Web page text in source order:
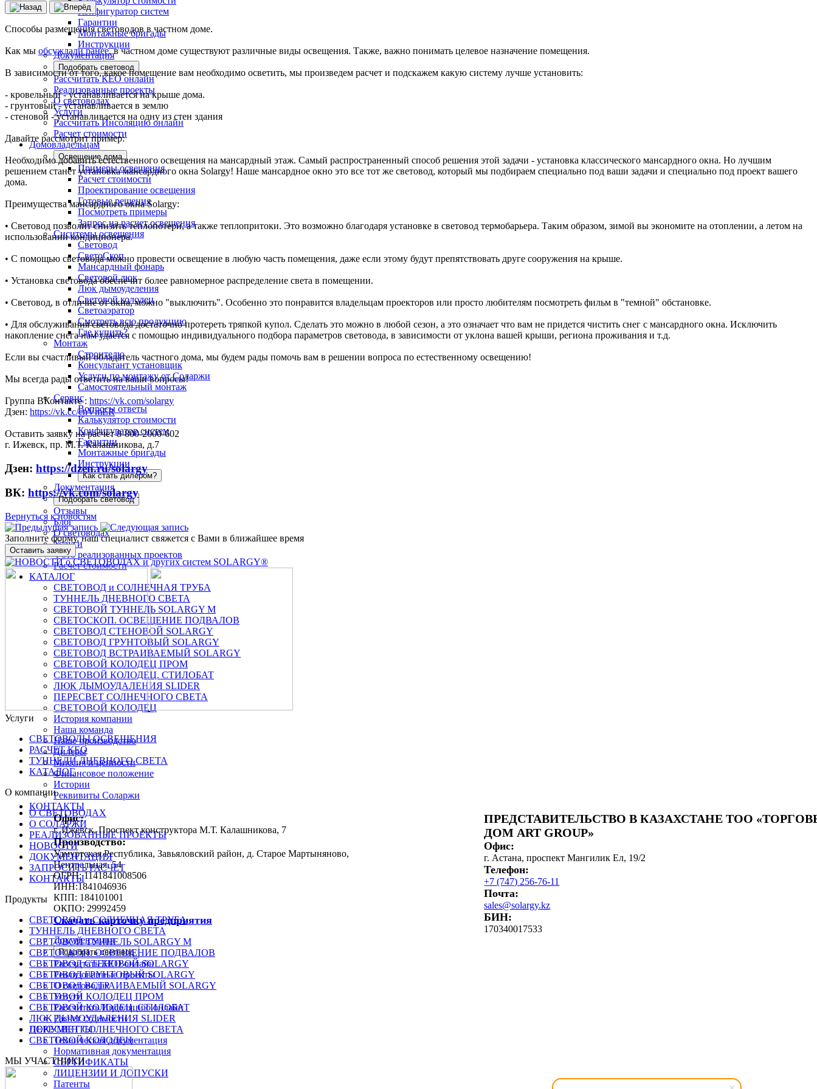
Конфигуратор систем
Гарантии
Монтажные бригады
Инструкции
Документация
Подобрать световод
Рассчитать КЕО онлайн
Реализованные проекты
О световодах
Услуги
Рассчитать Инсоляцию онлайн
Расчет стоимости
Домовладельцам
Освещение дома
Примеры освещения
Расчет стоимости
Проектирование освещения
Готовые решения
Посмотреть примеры
Запрос на расчет освещения
Сиситемы освещения
Световод
СветоСкоп
Мансардный фонарь
Световой люк
Люк дымоуделения
Световой колодец
Светоаэратор
Смотреть всю продукцию
Где купить?
Монтаж
Строителю
Консультант установщик
Услуги по монтажу от Соларжи
Самостоятельный монтаж
Сервис
Вопросы ответы
Калькулятор стоимости
Конфигуратор систем
Гарантии
Монтажные бригады
Инструкции
Как стать дилером?
Документация
Подобрать световод
Отзывы
Блог
О световодах
Услуги
Фото реализованных проектов
Расчет стоимости
КАТАЛОГ
СВЕТОВОД и СОЛНЕЧНАЯ ТРУБА
ТУННЕЛЬ ДНЕВНОГО СВЕТА
СВЕТОВОЙ ТУННЕЛЬ SOLARGY М
СВЕТОСКОП. ОСВЕЩЕНИЕ ПОДВАЛОВ
СВЕТОВОД СТЕНОВОЙ SOLARGY
СВЕТОВОД ГРУНТОВЫЙ SOLARGY
СВЕТОВОД ВСТРАИВАЕМЫЙ SOLARGY
СВЕТОВОЙ КОЛОДЕЦ ПРОМ
СВЕТОВОЙ КОЛОДЕЦ. СТИЛОБАТ
ЛЮК ДЫМОУДАЛЕНИЯ SLIDER
ПЕРЕСВЕТ СОЛНЕЧНОГО СВЕТА
СВЕТОВОЙ КОЛОДЕЦ
История компании
Наша команда
Наше производство
Дилеры
Миссия и ценности
Финансовое положение
Истории
Реквивиты Соларжи
КОНТАКТЫ
Офис:
г. Ижевск, Проспект конструктора М.Т. Калашникова, 7
Производство:
Удмуртская Республика, Завьяловский район, д. Старое Мартыняново,
Центральная, 54
ОГРН: 1141841008506
ИНН:1841046936
КПП: 184101001
ОКПО: 29992459
Скачать карточку предприятия
ПРЕДСТАВИТЕЛЬСТВО В КАЗАХСТАНЕ ТОО
ДОМ ART GROUP»
Офис:
г. Астана, проспект Мангилик Ел, 19/2
Телефон:
+7 (747) 256-76-11
Почта:
sales@solargy.kz
БИН:
170340017533
Документация
Подобрать световод
Рассчитать КЕО онлайн
Реализованные проекты
О световодах
Услуги
Рассчитать Инсоляцию онлайн
Расчет стоимости
ДОКУМЕНТЫ
Техническая документация
Нормативная документация
СЕРТИФИКАТЫ
ЛИЦЕНЗИИ И ДОПУСКИ
Патенты
Способы размещения световодов в частном доме.
Как мы обсуждали ранее, в частном доме существуют различные виды освещения. Также, важно понимать целевое назначение помещения.
В зависимости от того, какое помещение вам необходимо осветить, мы произведем расчет и подскажем какую систему лучше установить:
- кровельный - устанавливается на крыше дома.
- грунтовый - устанавливается в землю
- стеновой - устанавливается на одну из стен здания
Давайте рассмотрит пример:
Необходимо добавить естественного освещения на мансардный этаж. Самый распространенный способ решения этой задачи - установка классического мансардного окна. Но лучшим
решением станет установка мансардного окна Solargy! Наше мансардное окно это все тот же световод, который мы подбираем специально под ваши задачи и специально под проект вашего
дома.
Преимущества мансардного окна Solargy:
• Световод позволит снизить теплопотери, а также теплопритоки. Это возможно благодаря установке в световод термобарьера. Таким образом, зимой вы экономите на отоплении, а летом на
использовании кондиционера.
• С помощью световода можно провести освещение в любую часть помещения, даже если этому будут препятствовать друге сооружения на крыше.
• Установка световода обеспечит более равномерное распределение света в помещении.
• Световод, в отличие от окна, можно "выключить". Особенно это понравится владельцам проекторов или просто любителям посмотреть фильм в "темной" обстановке.
• Для обслуживания световода достаточно протереть тряпкой купол. Сделать это можно в любой сезон, а это означает что вам не придется чистить снег с мансардного окна. Исключить
накопление снега нам удается с помощью индивидуального подбора параметров световода, в зависимости от уклона вашей крыши, региона проживания и т.д.
Если вы счастливый обладатель частного дома, мы будем рады помочь вам в решении вопроса по естественному освещению!
Мы всегда рады ответить на ваши вопросы!
Группа ВКонтакте : https://vk.com/solargy
Дзен: https://vk.cc/cnVmER
Оставить заявку на расчёт 8-800-2000-602
г. Ижевск, пр. М.Т. Калашникова, д.7
Дзен: https://dzen.ru/solargy
ВК: https://vk.com/solargy
Вернуться к новостям
Заполните форму, наш специалист свяжется с Вами в ближайшее время
Оставить заявку
Услуги
СВЕТОВОДЫ ОСВЕЩЕНИЯ
РАСЧЕТ КЕО
ТУННЕЛИ ДНЕВНОГО СВЕТА
КАТАЛОГ
О компании
О СВЕТОВОДАХ
О СОЛАРЖИ
РЕАЛИЗОВАННЫЕ ПРОЕКТЫ
НОВОСТИ
ДОКУМЕНТАЦИЯ
ЗАПРОСИТЬ РАСЧЕТ
КОНТАКТЫ
Продукты
СВЕТОВОД и СОЛНЕЧНАЯ ТРУБА
ТУННЕЛЬ ДНЕВНОГО СВЕТА
СВЕТОВОЙ ТУННЕЛЬ SOLARGY М
СВЕТОСКОП. ОСВЕЩЕНИЕ ПОДВАЛОВ
СВЕТОВОД СТЕНОВОЙ SOLARGY
СВЕТОВОД ГРУНТОВЫЙ SOLARGY
СВЕТОВОД ВСТРАИВАЕМЫЙ SOLARGY
СВЕТОВОЙ КОЛОДЕЦ ПРОМ
СВЕТОВОЙ КОЛОДЕЦ. СТИЛОБАТ
ЛЮК ДЫМОУДАЛЕНИЯ SLIDER
ПЕРЕСВЕТ СОЛНЕЧНОГО СВЕТА
СВЕТОВОЙ КОЛОДЕЦ
МЫ УЧАСТНИКИ